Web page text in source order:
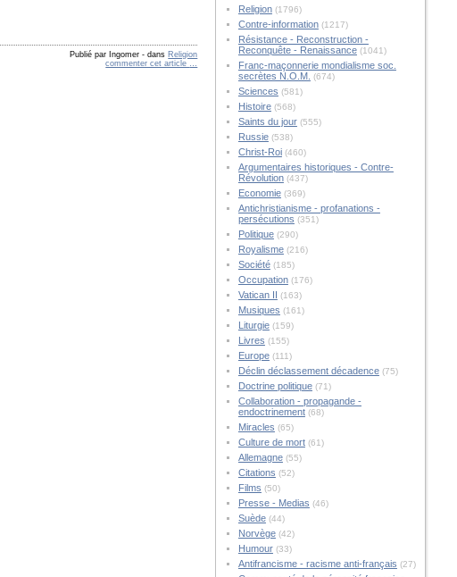
Publié par Ingomer - dans Religion
commenter cet article
Religion(1796)
Contre-information(1217)
Résistance - Reconstruction -
Reconquête - Renaissance(1041)
Franc-maçonnerie mondialisme soc.
secrètes N.O.M. (674)
Sciences (581)
Histoire(568)
Saints du jour(555)
Russie(538)
Christ-Roi(460)
Argumentaires historiques - Contre-
Révolution(437)
Economie(369)
Antichristianisme - profanations -
persécutions (351)
Politique(290)
Royalisme(216)
Société(185)
Occupation(176)
Vatican II (163)
Musiques (161)
Liturgie(159)
Livres (155)
Europe(111)
Déclin déclassement décadence(75)
Doctrine politique(71)
Collaboration - propagande -
endoctrinement(68)
Miracles (65)
Culture de mort(61)
Allemagne(55)
Citations (52)
Films (50)
Presse - Medias (46)
Suède(44)
Norvège(42)
Humour(33)
Antifrancisme - racisme anti-français (27)